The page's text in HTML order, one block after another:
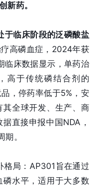
新药。
临床阶段的泛磷酸盐
高磷血症，2024年获
临床数据显示，单药治
高于传统磷结合剂的
，停药率低于5%，安
全球开发、生产、商
直接申报中国NDA，
。
局：AP301旨在通过
水平，适用于大多数